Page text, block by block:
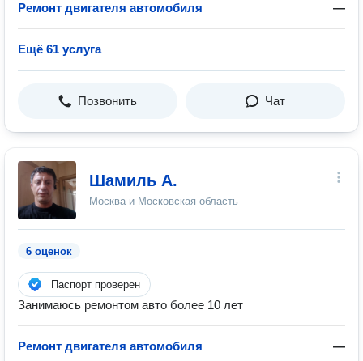
Ремонт двигателя автомобиля —
Ещё 61 услуга
Позвонить Чат
Шамиль А.
Москва и Московская область
6 оценок
Паспорт проверен
Занимаюсь ремонтом авто более 10 лет
Ремонт двигателя автомобиля —